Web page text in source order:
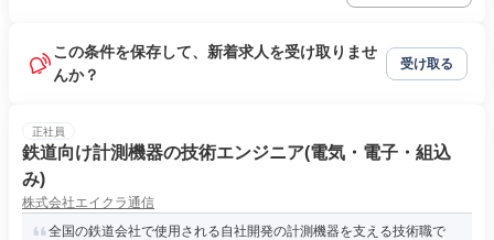
この条件を保存して、新着求人を受け取りませ
んか？
受け取る
正社員
鉄道向け計測機器の技術エンジニア(電気・電子・組込
み)
株式会社エイクラ通信
全国の鉄道会社で使用される自社開発の計測機器を支える技術職で